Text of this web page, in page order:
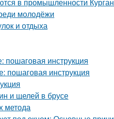
молодёжи
и отдыха
пошаговая инструкция
пошаговая инструкция
и щелей в брусе
метода